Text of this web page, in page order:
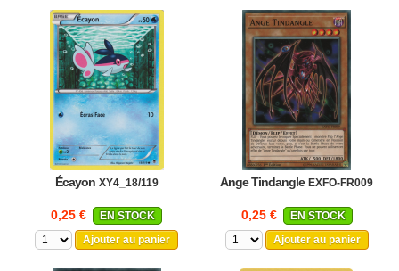
Écayon XY4_18/119
0,25 €
EN STOCK
Ajouter au panier
Ange Tindangle EXFO-FR009
0,25 €
EN STOCK
Ajouter au panier